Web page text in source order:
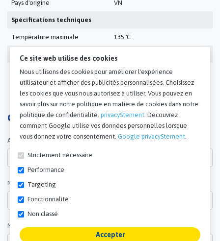
Pays d'origine VN
Spécifications techniques
Température maximale 135 ˚C
Température minimale
Tolérance E1 (CS) ISO3302-1 +/- 0.15 mm
Obtenez un devis maintenant
Adresse e-mail*
Nom*
Nom de l'entreprise
Ce site web utilise des cookies
Nous utilisons des cookies pour améliorer l'expérience
utilisateur et afficher des publicités personnalisées. Choisissez
les cookies que vous nous autorisez à utiliser. Vous pouvez en
savoir plus sur notre politique en matière de cookies dans notre
politique de confidentialité. privacyStement. Découvrez
comment Google utilise vos données personnelles lorsque
vous donnez votre consentement. Google privacyStement.
Strictement nécessaire
Performance
Targeting
Fonctionnalité
Non classé
Accepter